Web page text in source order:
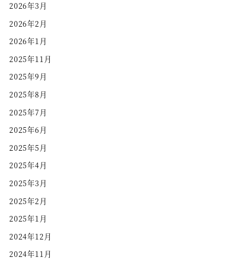
2026年3月
2026年2月
2026年1月
2025年11月
2025年9月
2025年8月
2025年7月
2025年6月
2025年5月
2025年4月
2025年3月
2025年2月
2025年1月
2024年12月
2024年11月